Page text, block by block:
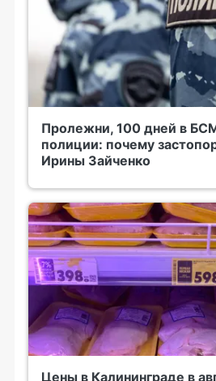
Пролежни, 100 дней в
полиции: почему
Ирины Зайченко
Цены в Калининграде в